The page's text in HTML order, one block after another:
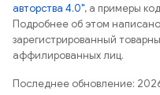
авторства 4.0", а примеры
Подробнее об этом
зарегистрированный
аффилированных лиц.
Последнее обновление: